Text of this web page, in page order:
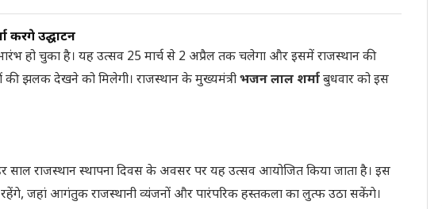
करेंगे उद्घाटन
हो चुका है। यह उत्सव 25 मार्च से 2 अप्रैल तक चलेगा और इसमें राजस्थान की
की झलक देखने को मिलेगी। राजस्थान के मुख्यमंत्रीभजन लाल शर्माबुधवार को इस
साल राजस्थान स्थापना दिवस के अवसर पर यह उत्सव आयोजित किया जाता है। इस
जहां आगंतुक राजस्थानी व्यंजनों और पारंपरिक हस्तकला का लुत्फ उठा सकेंगे।